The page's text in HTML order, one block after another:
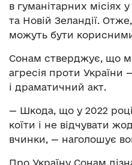
в гуманітарних місіях
та Новій Зеландії.
можуть бути
Сонам стверджує, що
агресія проти України
і драматичний акт.
— Шкода, що у 2022
коїти і не відчувати
вчинки, — наголошує
Про Україну Сонам